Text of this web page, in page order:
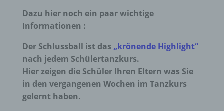
Dazu hier noch ein paar wichtige
Informationen :
Der Schlussball ist das „krönende Highlight“
nach jedem Schülertanzkurs.
Hier zeigen die Schüler Ihren Eltern was Sie
in den vergangenen Wochen im Tanzkurs
gelernt haben.